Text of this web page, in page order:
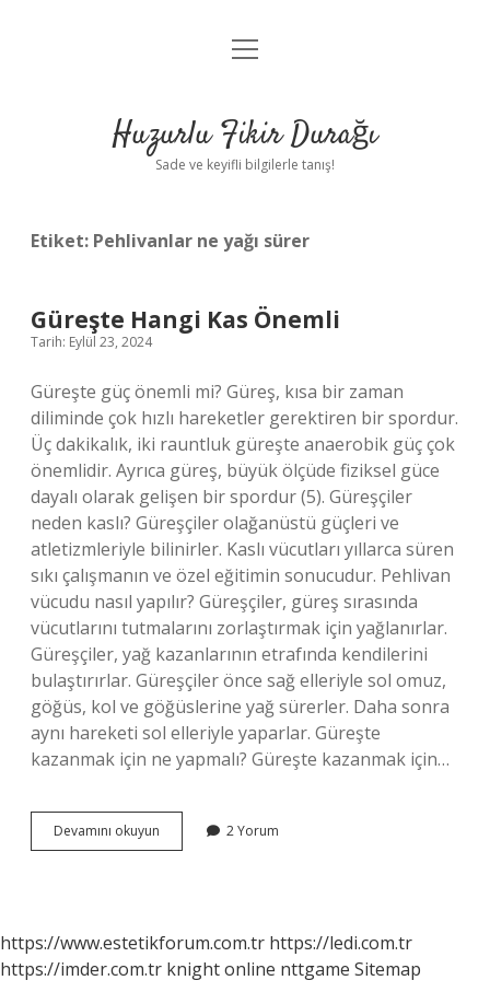
Anasayfa
Yasal Uyarı
menüyü
Huzurlu Fikir Durağı
Sade ve keyifli bilgilerle tanış!
Etiket: Pehlivanlar ne yağı sürer
Güreşte Hangi Kas Önemli
Tarih: Eylül 23, 2024
Güreşte güç önemli mi? Güreş, kısa bir zaman
diliminde çok hızlı hareketler gerektiren bir spordur.
Üç dakikalık, iki rauntluk güreşte anaerobik güç çok
önemlidir. Ayrıca güreş, büyük ölçüde fiziksel güce
dayalı olarak gelişen bir spordur (5). Güreşçiler
neden kaslı? Güreşçiler olağanüstü güçleri ve
atletizmleriyle bilinirler. Kaslı vücutları yıllarca süren
sıkı çalışmanın ve özel eğitimin sonucudur. Pehlivan
vücudu nasıl yapılır? Güreşçiler, güreş sırasında
vücutlarını tutmalarını zorlaştırmak için yağlanırlar.
Güreşçiler, yağ kazanlarının etrafında kendilerini
bulaştırırlar. Güreşçiler önce sağ elleriyle sol omuz,
göğüs, kol ve göğüslerine yağ sürerler. Daha sonra
aynı hareketi sol elleriyle yaparlar. Güreşte
kazanmak için ne yapmalı? Güreşte kazanmak için…
Devamını okuyun Güreşte
Hangi
2 Yorum
https://www.estetikforum.com.tr https://ledi.com.tr
https://imder.com.tr knight online nttgame Sitemap